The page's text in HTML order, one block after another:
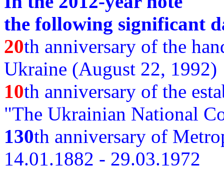
the following significant
20th anniversary of the
Ukraine (August 22, 1992)
10th anniversary of the
"The Ukrainian National
130th anniversary of
14.01.1882 - 29.03.1972